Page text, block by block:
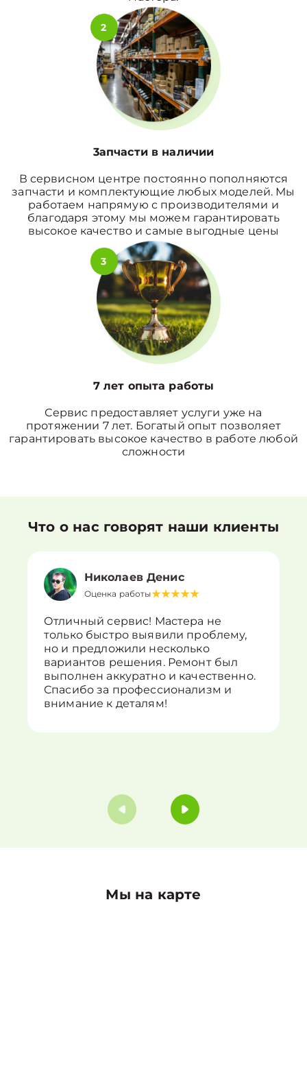
2
3апчасти в наличии
В сервисном центре постоянно пополняются
запчасти и комплектующие любых моделей. Мы
работаем напрямую с производителями и
благодаря этому мы можем гарантировать
высокое качество и самые выгодные цены
3
7 лет опыта работы
Сервис предоставляет услуги уже на
протяжении 7 лет. Богатый опыт позволяет
гарантировать высокое качество в работе любой
сложности
Что о нас говорят наши клиенты
Николаев Денис
Оценка работы
Отличный сервис! Мастера не
только быстро выявили проблему,
но и предложили несколько
вариантов решения. Ремонт был
выполнен аккуратно и качественно.
Спасибо за профессионализм и
внимание к деталям!
Мы на карте